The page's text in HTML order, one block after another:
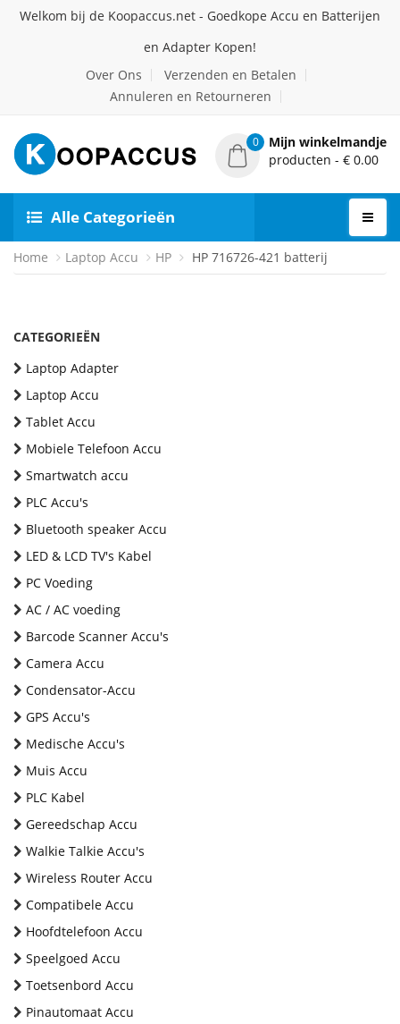
Welkom bij de Koopaccus.net - Goedkope Accu en Batterijen
en Adapter Kopen!
Over Ons
Verzenden en Betalen
Annuleren en Retourneren
0
Mijn winkelmandje
producten - € 0.00
Alle Categorieën
Home Laptop Accu HP HP 716726-421 batterij
CATEGORIEËN
Laptop Adapter
Laptop Accu
Tablet Accu
Mobiele Telefoon Accu
Smartwatch accu
PLC Accu's
Bluetooth speaker Accu
LED & LCD TV's Kabel
PC Voeding
AC / AC voeding
Barcode Scanner Accu's
Camera Accu
Condensator-Accu
GPS Accu's
Medische Accu's
Muis Accu
PLC Kabel
Gereedschap Accu
Walkie Talkie Accu's
Wireless Router Accu
Compatibele Accu
Hoofdtelefoon Accu
Speelgoed Accu
Toetsenbord Accu
Pinautomaat Accu